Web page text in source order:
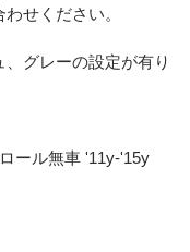
せください。
グレーの設定が有り
ール無車 '11y-'15y